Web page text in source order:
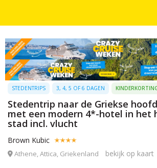
STEDENTRIPS 3, 4, 5 OF 6 DAGEN
Stedentrip naar de Griekse
met een modern 4*-hotel in het
stad incl. vlucht
Brown Kubic
Athene, Attica, Griekenland bekijk op kaart